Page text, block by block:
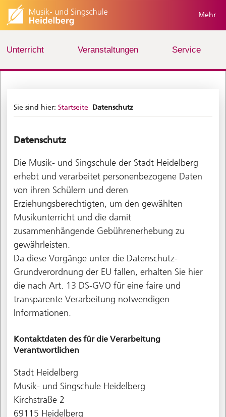
Mehr
Unterricht Veranstaltungen Service
Sie sind hier: Startseite Datenschutz
Datenschutz
Die Musik- und Singschule der Stadt Heidelberg
erhebt und verarbeitet personenbezogene Daten
von ihren Schülern und deren
Erziehungsberechtigten, um den gewählten
Musikunterricht und die damit
zusammenhängende Gebührenerhebung zu
gewährleisten.
Da diese Vorgänge unter die Datenschutz-
Grundverordnung der EU fallen, erhalten Sie hier
die nach Art. 13 DS-GVO für eine faire und
transparente Verarbeitung notwendigen
Informationen.
Kontaktdaten des für die Verarbeitung
Verantwortlichen
Stadt Heidelberg
Musik- und Singschule Heidelberg
Kirchstraße 2
69115 Heidelberg